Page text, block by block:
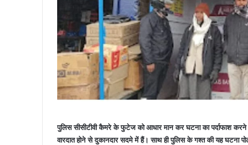
पुलिस सीसीटीवी कैमरे के फुटेज को आधार मान कर घटना का पर्दाफाश
वारदात होने से दुकानदार सदमे में हैं। साथ ही पुलिस के गश्त की यह घटना